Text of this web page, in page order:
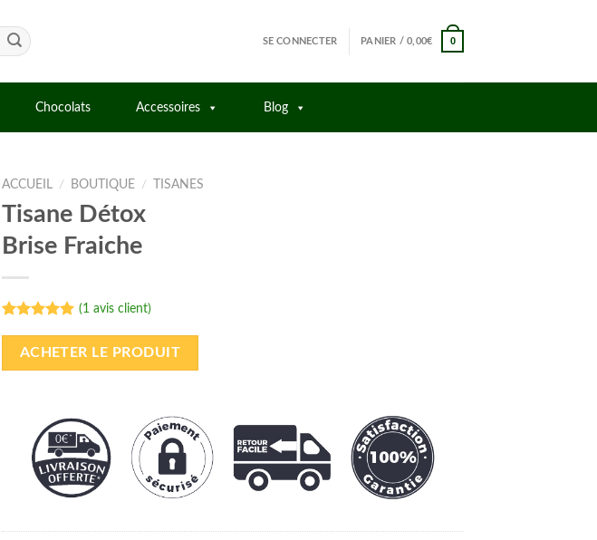
SE CONNECTER PANIER /0,00€ 0
Chocolats Accessoires Blog
ACCUEIL / BOUTIQUE / TISANES
Tisane Détox
Brise Fraiche
sur 5 basé
surnotation
client
(1 avis client)
ACHETER LE PRODUIT